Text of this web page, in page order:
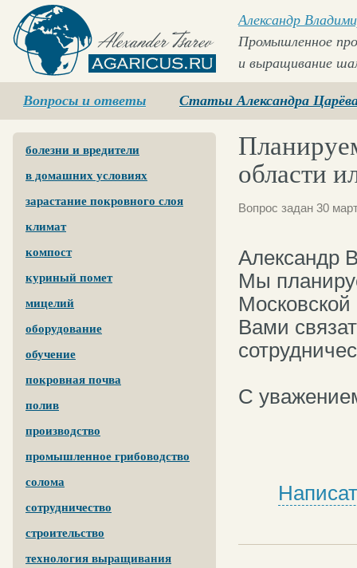
Agaricus.ru
Александр
Промышленное
и выращивание
Вопросы и ответы Статьи Александра
болезни и вредители
в домашних условиях
зарастание покровного слоя
климат
компост
куриный помет
мицелий
оборудование
обучение
покровная почва
полив
производство
промышленное грибоводство
солома
сотрудничество
строительство
технология выращивания
области
Вопрос задан 30
Александр
Мы
Вами
С